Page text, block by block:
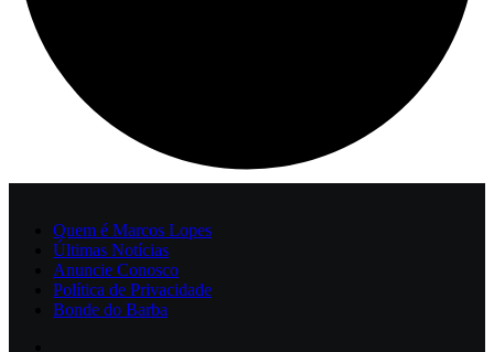
Quem é Marcos Lopes
Últimas Notícias
Anuncie Conosco
Política de Privacidade
Bonde do Barba